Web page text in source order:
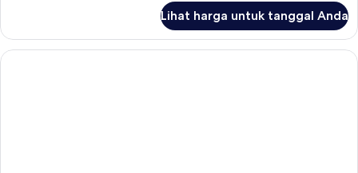
Double
Room
Side
Lihat harga untuk tanggal Anda